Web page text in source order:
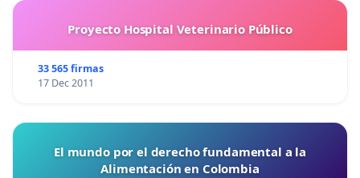
Proyecto Hospital Veterinario Público
33 565 firmas
17 Dec 2011
El mundo por el derecho fundamental a la
Alimentación en Colombia